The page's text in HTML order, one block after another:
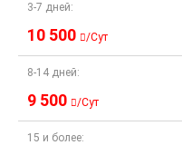
3-7 дней:
10 500 /Сут
8-14 дней:
9 500 /Сут
15 и более: